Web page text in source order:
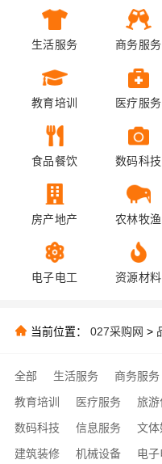
生活服务 商务服务
教育培训 医疗服务
食品餐饮 数码科技
房产地产 农林牧渔
电子电工 资源材料
当前位置： 027采购网 >
全部 生活服务 商务服务
教育培训
医疗服务 旅游
数码科技
信息服务 文体
建筑装修
机械设备 电子